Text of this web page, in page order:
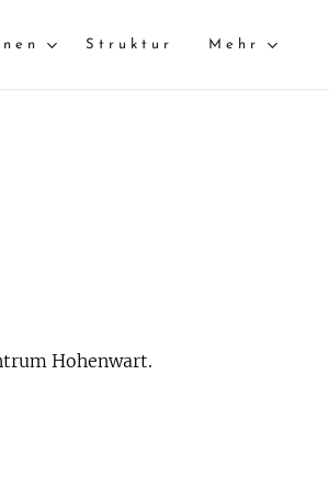
Struktur Mehr
Hohenwart.